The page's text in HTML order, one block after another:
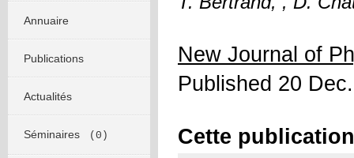
Annuaire
Publications
Actualités
Séminaires (0)
New Journal of
Published 20
Cette